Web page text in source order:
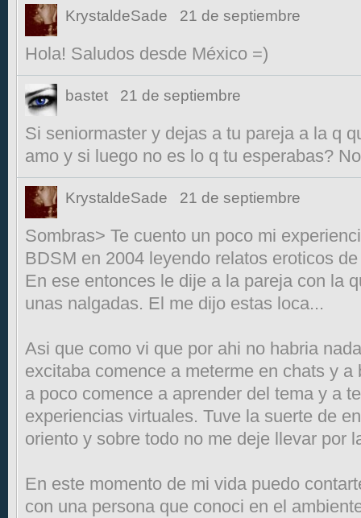
KrystaldeSade 21 de septiembre
Hola! Saludos desde México =)
bastet 21 de septiembre
Si seniormaster y dejas a tu pareja a la q
amo y si luego no es lo q tu esperabas?
KrystaldeSade 21 de septiembre
Sombras> Te cuento un poco mi
BDSM en 2004 leyendo relatos eroticos
En ese entonces le dije a la pareja con la
unas nalgadas. El me dijo estas loca...
Asi que como vi que por ahi no habria
excitaba comence a meterme en chats y
a poco comence a aprender del tema y a
experiencias virtuales. Tuve la suerte de
oriento y sobre todo no me deje llevar por
En este momento de mi vida puedo
con una persona que conoci en el